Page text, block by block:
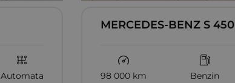
Automata
MERCEDES-BENZ S 450
98 000 km Benzin